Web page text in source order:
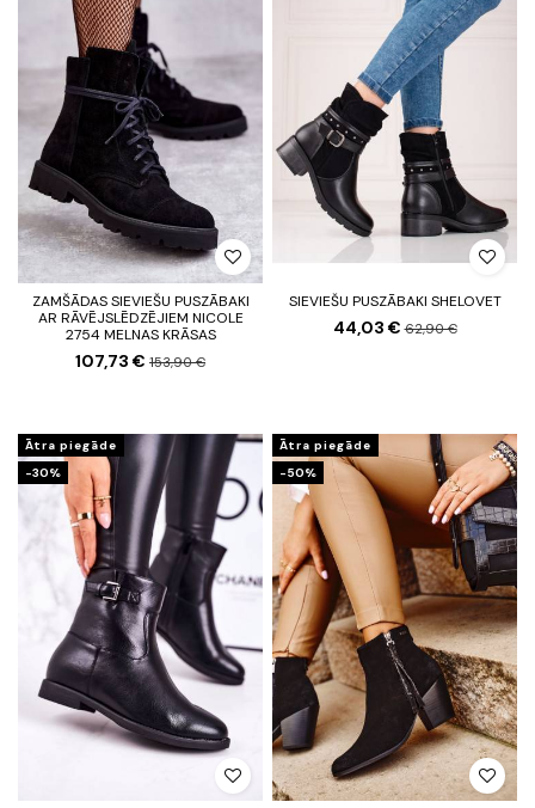
ZAMŠĀDAS SIEVIEŠU PUSZĀBAKI
AR RĀVĒJSLĒDZĒJIEM NICOLE
2754 MELNAS KRĀSAS
107,73 € 153,90 €
SIEVIEŠU PUSZĀBAKI SHELOVET
44,03 €62,90 €
Ātra piegāde
-30%
Ātra piegāde
-50%